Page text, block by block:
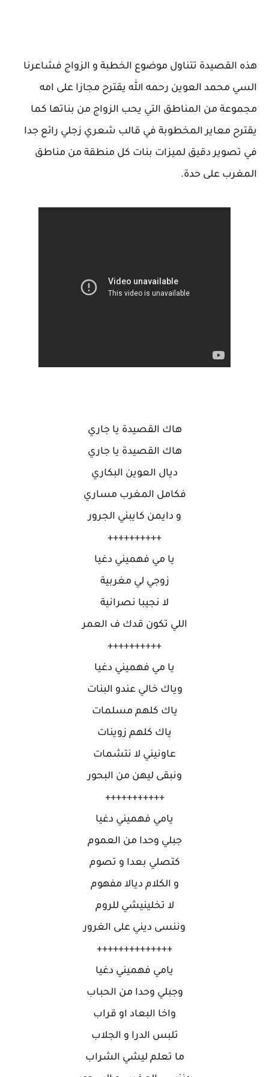
هذه القصيدة تتناول موضوع الخطبة و الزواج فشاعرنا
السي محمد العوين رحمه الله يقترح مجازا على امه
مجموعة من المناطق التي يحب الزواج من بناتها كما
يقترح معاير المخطوبة في قالب شعري زجلي رائع جدا
في تصوير دقيق لميزات بنات كل منطقة من مناطق
المغرب على حدة.
هاك القصيدة يا جاري
هاك القصيدة يا جاري
ديال العوين البكاري
فكامل المغرب مساري
و دايمن كايبني الجرور
++++++++++
يا مي فهميني دغيا
زوجي لي مغربية
لا نجيبا نصرانية
اللي تكون قدك ف العمر
++++++++++
يا مي فهميني دغيا
وياك خالي عندو البنات
ياك كلهم مسلمات
ياك كلهم زوينات
عاونيني لا نتشمات
ونبقى ليهن من البحور
+++++++++++
يامي فهميني دغيا
جبلي وحدا من العموم
كتصلي بعدا و تصوم
و الكلام ديالا مفهوم
لا تخلينيشي للروم
وننسى ديني على الغرور
++++++++++++++
يامي فهميني دغيا
وجبلي وحدا من الحباب
واخا البعاد او قراب
تلبس الدرا و الجلاب
ما تعلم ليشي الشراب